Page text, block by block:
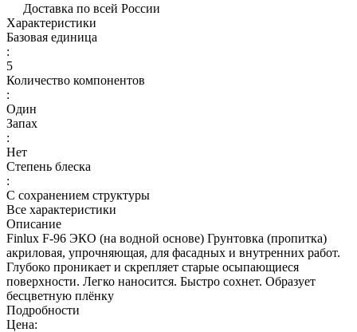
Доставка по всей России
Характеристики
Базовая единица
:
5
Количество компонентов
:
Один
Запах
:
Нет
Степень блеска
:
С сохранением структуры
Все характеристики
Описание
Finlux F-96 ЭКО (на водной основе) Грунтовка (пропитка)
акриловая, упрочняющая, для фасадных и внутренних работ.
Глубоко проникает и скрепляет старые осыпающиеся
поверхности. Легко наносится. Быстро сохнет. Образует
бесцветную плёнку
Подробности
Цена: